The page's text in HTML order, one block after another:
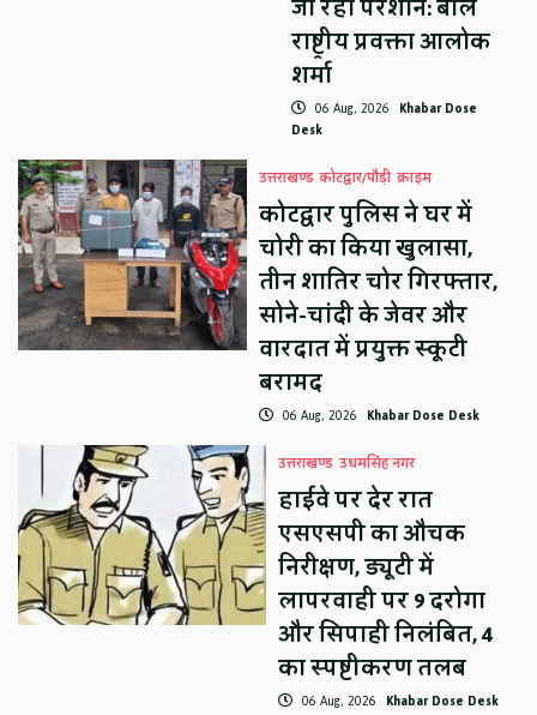
जा रहा परेशान: बोले
राष्ट्रीय प्रवक्ता आलोक
शर्मा
06 Aug, 2026 Khabar Dose
Desk
उत्तराखण्ड कोटद्वार/पौड़ी क्राइम
कोटद्वार पुलिस ने घर में
चोरी का किया खुलासा,
तीन शातिर चोर गिरफ्तार,
सोने-चांदी के जेवर और
वारदात में प्रयुक्त स्कूटी
बरामद
06 Aug, 2026 Khabar Dose Desk
उत्तराखण्ड उधमसिंह नगर
हाईवे पर देर रात
एसएसपी का औचक
निरीक्षण, ड्यूटी में
लापरवाही पर 9 दरोगा
और सिपाही निलंबित, 4
का स्पष्टीकरण तलब
06 Aug, 2026 Khabar Dose Desk